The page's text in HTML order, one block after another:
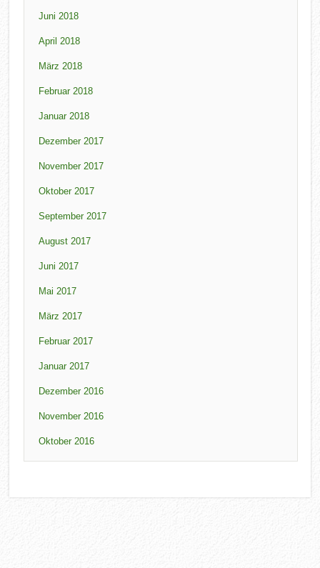
Juni 2018
April 2018
März 2018
Februar 2018
Januar 2018
Dezember 2017
November 2017
Oktober 2017
September 2017
August 2017
Juni 2017
Mai 2017
März 2017
Februar 2017
Januar 2017
Dezember 2016
November 2016
Oktober 2016